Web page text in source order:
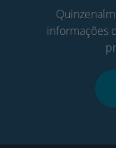
informações